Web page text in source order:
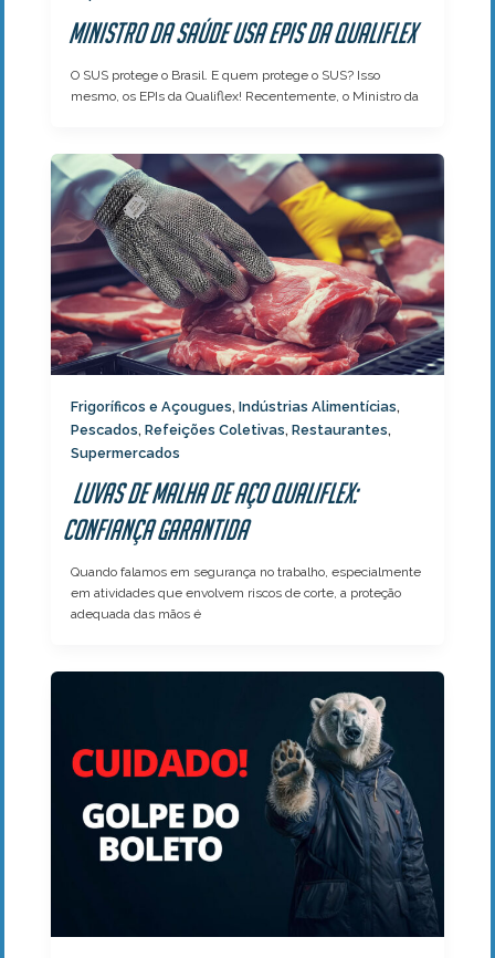
Ministro da Saúde usa EPIs da Qualiflex
O SUS protege o Brasil. E quem protege o SUS? Isso
mesmo, os EPIs da Qualiflex! Recentemente, o Ministro da
Frigoríficos e Açougues, Indústrias Alimentícias,
Pescados, Refeições Coletivas, Restaurantes,
Supermercados
Luvas de Malha de Aço Qualiflex:
Confiança Garantida
Quando falamos em segurança no trabalho, especialmente
em atividades que envolvem riscos de corte, a proteção
adequada das mãos é